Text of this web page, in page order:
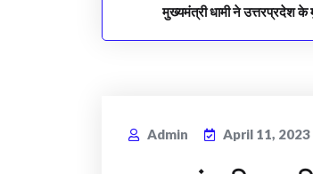
मुख्यमंत्री धामी ने उत्तरप्रदेश के
Admin April 11, 2023